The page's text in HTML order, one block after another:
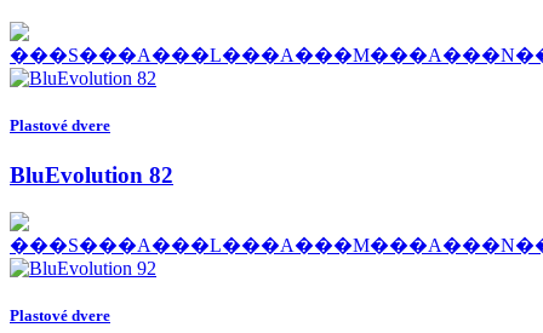
Plastové dvere
BluEvolution 82
Plastové dvere